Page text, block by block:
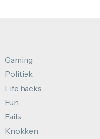
Gaming
Politiek
Life hacks
Fun
Fails
Knokken